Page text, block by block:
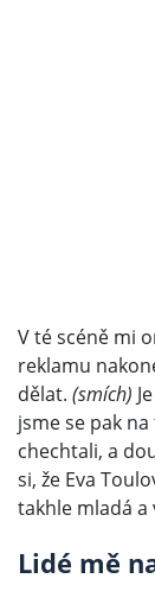
V té scéně mi
reklamu
dělat. (smích)
jsme se pak
chechtali, a
si, že Eva
takhle mladá a
Lidé mě